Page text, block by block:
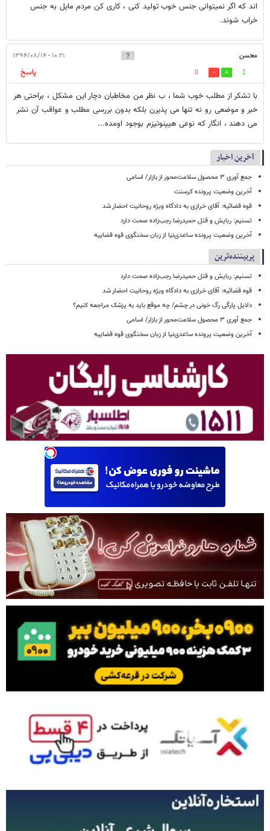
اند که اگر نمیتوانی جنس خوب تولید کنی ، کاری کن مردم مایل به جنس
خراب شوند.
محسن ۱۰:۲۱ - ۱۳۹۴/۰۸/۱۴
2
0
پاسخ
با تشکر از مطلب خوب شما ، ب نظر من مخاطبان دچار این مشکل ، براحتی هر
خبر و موضعی رو نه تنها می پذیرن بلکه بدون بررسی مطلب و عواقب آن نشر
می دهند ، انگار که نوعی هیپنوتیزم بوجود اومده...
آخرین اخبار
جمع آوری ۳ محصول سلامت‌محور از بازار/ اسامی
آخرین وضعیت پرونده کرسنت
قوه قضائیه: آقای خرازی به دادگاه ویژه روحانیت احضار شد
تسنیم: ربایش و قتل حمیدرضا رجب‌زاده صحت دارد
آخرین وضعیت پرونده ساعدی‌نیا از زبان سخنگوی قوه قضاییه
پربیننده‌ترین
تسنیم: ربایش و قتل حمیدرضا رجب‌زاده صحت دارد
قوه قضائیه: آقای خرازی به دادگاه ویژه روحانیت احضار شد
دلایل پارگی رگ خونی در چشم/ چه موقع باید به پزشک مراجعه کنیم؟
جمع آوری ۳ محصول سلامت‌محور از بازار/ اسامی
آخرین وضعیت پرونده ساعدی‌نیا از زبان سخنگوی قوه قضاییه